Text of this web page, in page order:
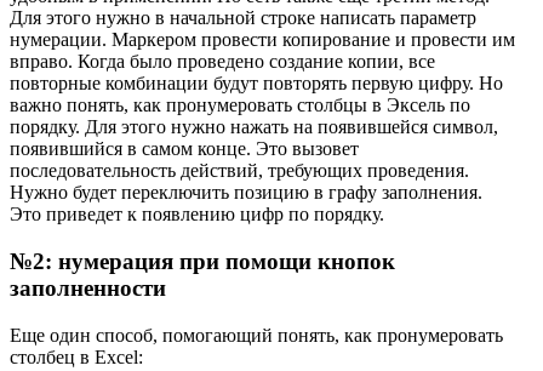
Для этого нужно в начальной строке написать параметр
нумерации. Маркером провести копирование и провести им
вправо. Когда было проведено создание копии, все
повторные комбинации будут повторять первую цифру. Но
важно понять, как пронумеровать столбцы в Эксель по
порядку. Для этого нужно нажать на появившейся символ,
появившийся в самом конце. Это вызовет
последовательность действий, требующих проведения.
Нужно будет переключить позицию в графу заполнения.
Это приведет к появлению цифр по порядку.
№2: нумерация при помощи кнопок
заполненности
Еще один способ, помогающий понять, как пронумеровать
столбец в Excel: